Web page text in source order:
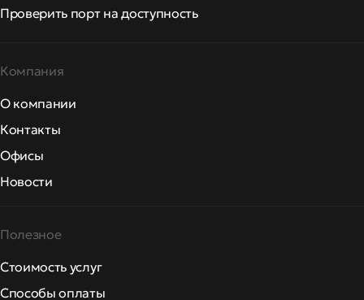
Проверить порт на доступность
Компания
О компании
Контакты
Офисы
Новости
Полезное
Стоимость услуг
Способы оплаты